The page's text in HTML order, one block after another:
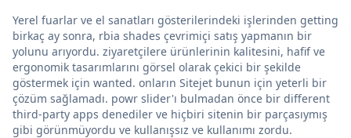
Yerel fuarlar ve el sanatları gösterilerindeki işlerinden getting
birkaç ay sonra, rbia shades çevrimiçi satış yapmanın bir
yolunu arıyordu. ziyaretçilere ürünlerinin kalitesini, hafif ve
ergonomik tasarımlarını görsel olarak çekici bir şekilde
göstermek için wanted. onların Sitejet bunun için yeterli bir
çözüm sağlamadı. powr slider'ı bulmadan önce bir different
third-party apps denediler ve hiçbiri sitenin bir parçasıymış
gibi görünmüyordu ve kullanışsız ve kullanımı zordu.